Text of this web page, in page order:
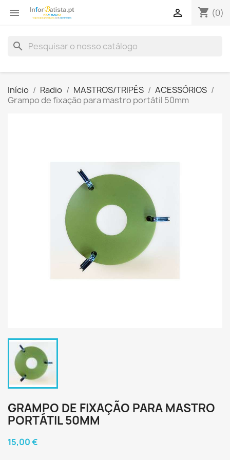
 shopping_cart (0)

search
Início Radio MASTROS/TRIPÉS
ACESSÓRIOS
Grampo de fixação para mastro portátil 50mm
GRAMPO DE FIXAÇÃO PARA MASTRO
PORTÁTIL 50MM
15,00 €